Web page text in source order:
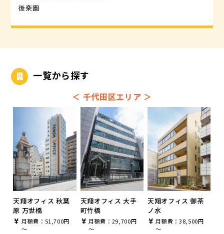
後楽園
一覧から探す
＜ 千代田区エリア ＞
天翔オフィス 秋葉
原 万世橋
月額費：51,700円
～
天翔オフィス 大手
町竹橋
月額費：29,700円
～
天翔オフィス 御茶
ノ水
月額費：38,500円
～